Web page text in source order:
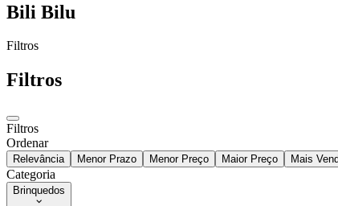
Bili Bilu
Filtros
Filtros
Filtros
Ordenar
Relevância Menor Prazo Menor Preço Maior Preço Mais
Categoria
Brinquedos